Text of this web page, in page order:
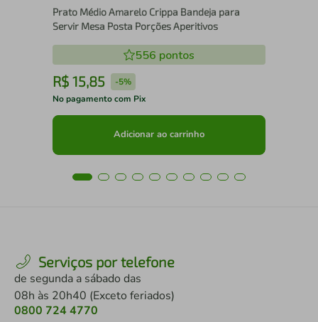
Prato Médio Amarelo Crippa Bandeja para
Servir Mesa Posta Porções Aperitivos
556 pontos
R$ 15,85 -5%
No pagamento com Pix
Adicionar ao carrinho
Serviços por telefone
de segunda a sábado das
08h às 20h40 (Exceto feriados)
0800 724 4770